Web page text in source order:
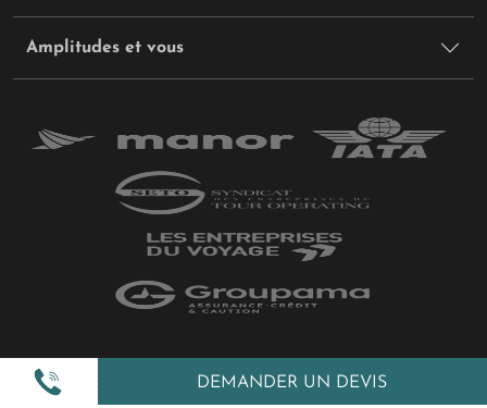
DEMANDER UN DEVIS
Amplitudes et vous
Plan du site